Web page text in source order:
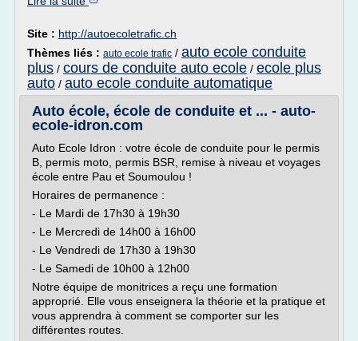
Site : http://autoecoletrafic.ch
Thèmes liés : auto ecole trafic / auto ecole conduite
plus / cours de conduite auto ecole / ecole plus
auto / auto ecole conduite automatique
Auto école, école de conduite et ... - auto-
ecole-idron.com
Auto Ecole Idron : votre école de conduite pour le permis
B, permis moto, permis BSR, remise à niveau et voyages
école entre Pau et Soumoulou !
Horaires de permanence :
- Le Mardi de 17h30 à 19h30
- Le Mercredi de 14h00 à 16h00
- Le Vendredi de 17h30 à 19h30
- Le Samedi de 10h00 à 12h00
Notre équipe de monitrices a reçu une formation
approprié. Elle vous enseignera la théorie et la pratique et
vous apprendra à comment se comporter sur les
différentes routes.